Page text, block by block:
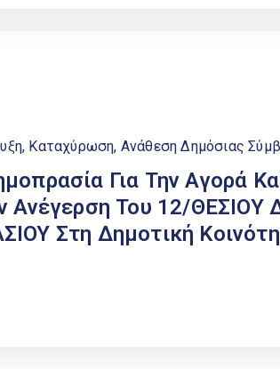
Καταχύρωση, Ανάθεση Δημόσιας
Για Την Αγορά
Ανέγερση Του 12/
Στη Δημοτική